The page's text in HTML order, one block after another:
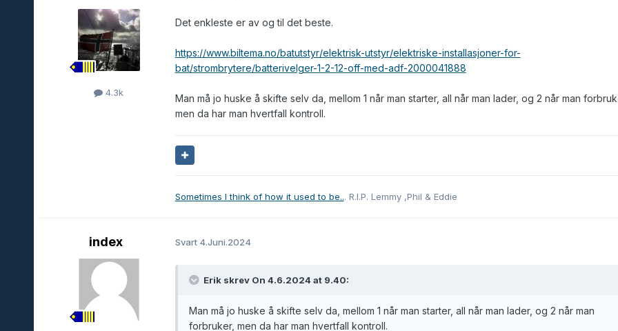
4.3k
Det enkleste er av og til det beste.
https://www.biltema.no/batutstyr/elektrisk-utstyr/elektriske-installasjoner-for-
bat/strombrytere/batterivelger-1-2-12-off-med-adf-2000041888
Man må jo huske å skifte selv da, mellom 1 når man starter, all når man lader, og 2 når man
men da har man hvertfall kontroll.
Sometimes I think of how it used to be... R.I.P. Lemmy ,Phil & Eddie
index Svart 4.Juni.2024
Erik skrev On 4.6.2024 at 9.40:
Man må jo huske å skifte selv da, mellom 1 når man starter, all når man lader, og 2 når man
forbruker, men da har man hvertfall kontroll.